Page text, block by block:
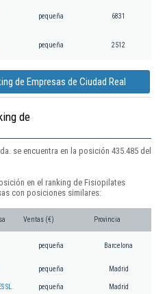
pequeña 6831
pequeña 2512
de Empresas de Ciudad Real
de
se encuentra en la posición 435.485 del
en el ranking de Fisiopilates
con posiciones similares:
Ventas (€) Provincia
pequeña Barcelona
pequeña Madrid
SL. pequeña Madrid